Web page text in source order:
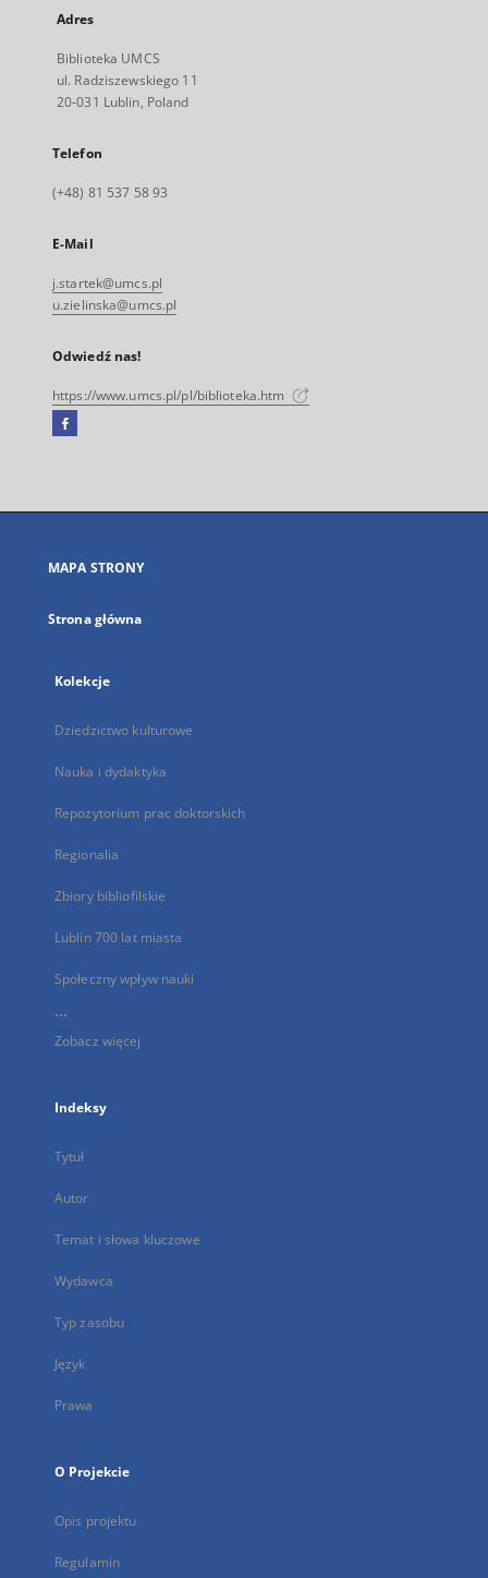
Adres
Biblioteka UMCS
ul. Radziszewskiego 11
20-031 Lublin, Poland
Telefon
(+48) 81 537 58 93
E-Mail
j.startek@umcs.pl
u.zielinska@umcs.pl
Odwiedź nas!
https://www.umcs.pl/pl/biblioteka.htm
Facebook
się
karcie
MAPA STRONY
Strona główna
Kolekcje
Dziedzictwo kulturowe
Nauka i dydaktyka
Repozytorium prac doktorskich
Regionalia
Zbiory bibliofilskie
Lublin 700 lat miasta
Społeczny wpływ nauki
...
Zobacz więcej
Indeksy
Tytuł
Autor
Temat i słowa kluczowe
Wydawca
Typ zasobu
Język
Prawa
O Projekcie
Opis projektu
Regulamin